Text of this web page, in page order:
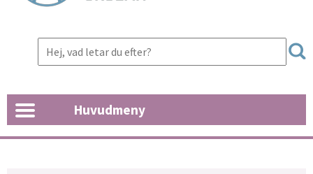
Huvudmeny